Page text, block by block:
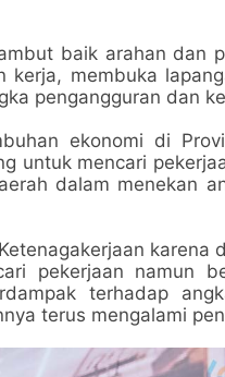
baik arahan dan
membuka
pengangguran dan
ekonomi di
untuk mencari
dalam menekan
karena
pekerjaan namun
terhadap
terus mengalami